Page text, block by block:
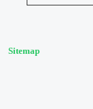
Sitemap